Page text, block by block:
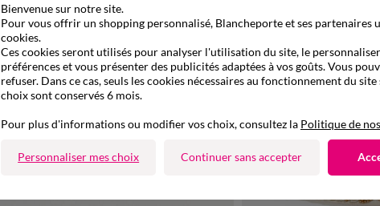
Bienvenue sur notre site.
Pour vous offrir un shopping personnalisé, Blancheporte et ses partenaires
cookies.
Ces cookies seront utilisés pour analyser l'utilisation du site, le
préférences et vous présenter des publicités adaptées à vos goûts. Vous
refuser. Dans ce cas, seuls les cookies nécessaires au fonctionnement du
choix sont conservés 6 mois.
Pour plus d'informations ou modifier vos choix, consultez la Politique de
Personnaliser mes choix Continuer sans accepter